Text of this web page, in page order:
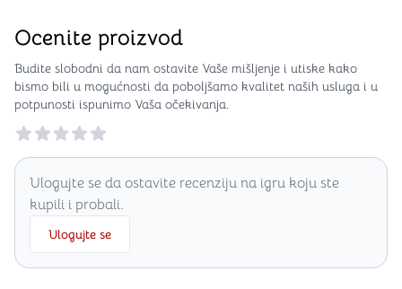
Ocenite proizvod
Budite slobodni da nam ostavite Vaše mišljenje i utiske kako
bismo bili u mogućnosti da poboljšamo kvalitet naših usluga i u
potpunosti ispunimo Vaša očekivanja.
Reviews
Ulogujte se da ostavite recenziju na igru koju ste
kupili i probali.
Ulogujte se